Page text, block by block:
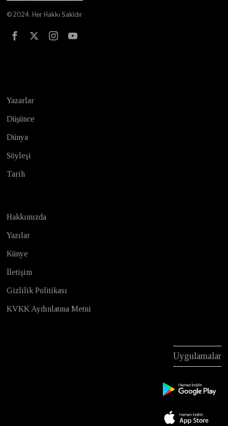
© 2024. Her Hakkı Sakldır
Yazarlar
Düşünce
Dünya
Söyleşi
Tarih
Hakkımızda
Yazılar
Künye
İletişim
Gizlilik Politikası
KVKK Aydınlatma Metni
Uygulamalar